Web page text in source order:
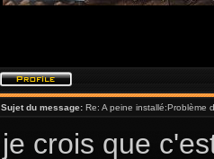
Sujet du message: Re: A peine installé:Problème
je crois que